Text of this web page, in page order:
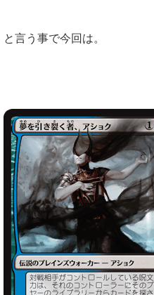
と言う事で今回は。